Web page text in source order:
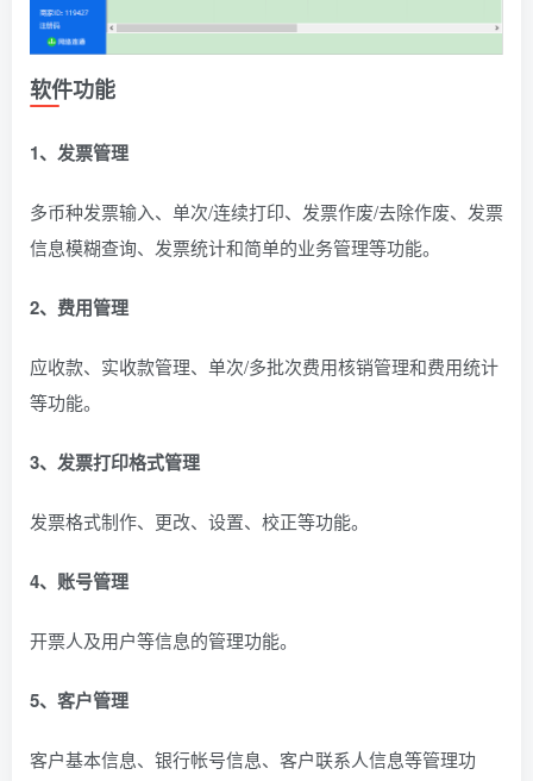
软件功能
1、发票管理
多币种发票输入、单次/连续打印、发票作废/去除作废、发票
信息模糊查询、发票统计和简单的业务管理等功能。
2、费用管理
应收款、实收款管理、单次/多批次费用核销管理和费用统计
等功能。
3、发票打印格式管理
发票格式制作、更改、设置、校正等功能。
4、账号管理
开票人及用户等信息的管理功能。
5、客户管理
客户基本信息、银行帐号信息、客户联系人信息等管理功